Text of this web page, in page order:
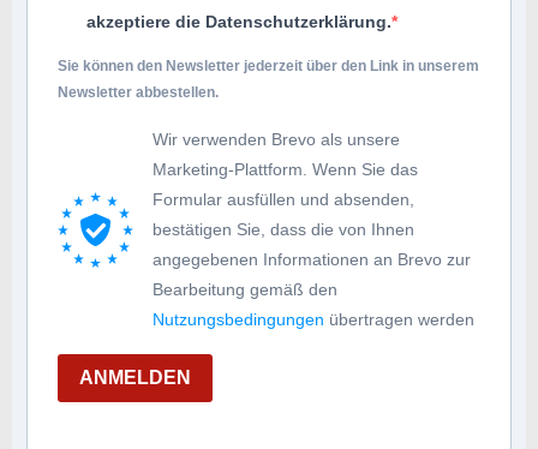
akzeptiere die Datenschutzerklärung.
Sie können den Newsletter jederzeit über den Link in unserem
Newsletter abbestellen.
Wir verwenden Brevo als unsere
Marketing-Plattform. Wenn Sie das
Formular ausfüllen und absenden,
bestätigen Sie, dass die von Ihnen
angegebenen Informationen an Brevo zur
Bearbeitung gemäß den
Nutzungsbedingungen übertragen werden
ANMELDEN